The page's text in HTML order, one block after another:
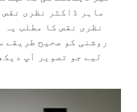
ماہر ڈاکٹر نظری
نظری نقص کا مطلب یہ
روشنی کو صحیح طریقے
لیے جو تصویر آپ